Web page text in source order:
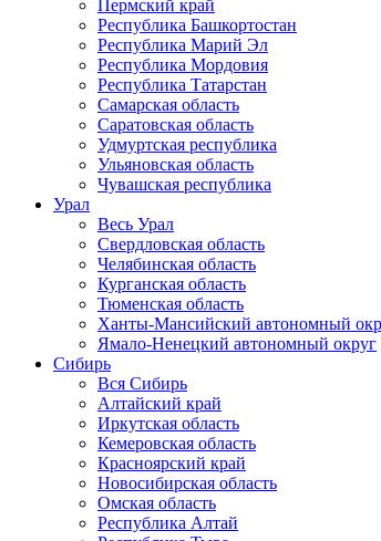
Пермский край
Республика Башкортостан
Республика Марий Эл
Республика Мордовия
Республика Татарстан
Самарская область
Саратовская область
Удмуртская республика
Ульяновская область
Чувашская республика
Урал
Весь Урал
Свердловская область
Челябинская область
Курганская область
Тюменская область
Ханты-Мансийский автономный
Ямало-Ненецкий автономный округ
Сибирь
Вся Сибирь
Алтайский край
Иркутская область
Кемеровская область
Красноярский край
Новосибирская область
Омская область
Республика Алтай